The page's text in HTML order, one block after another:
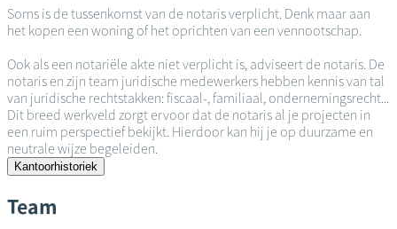
Soms is de tussenkomst van de notaris verplicht. Denk maar aan
het kopen een woning of het oprichten van een vennootschap.
Ook als een notariële akte niet verplicht is, adviseert de notaris. De
notaris en zijn team juridische medewerkers hebben kennis van tal
van juridische rechtstakken: fiscaal-, familiaal, ondernemingsrecht...
Dit breed werkveld zorgt ervoor dat de notaris al je projecten in
een ruim perspectief bekijkt. Hierdoor kan hij je op duurzame en
neutrale wijze begeleiden.
Kantoorhistoriek
Team